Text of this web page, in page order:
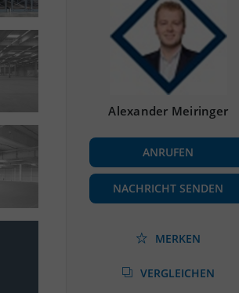
Alexander Meiringer
ANRUFEN
NACHRICHT SENDEN
MERKEN
VERGLEICHEN